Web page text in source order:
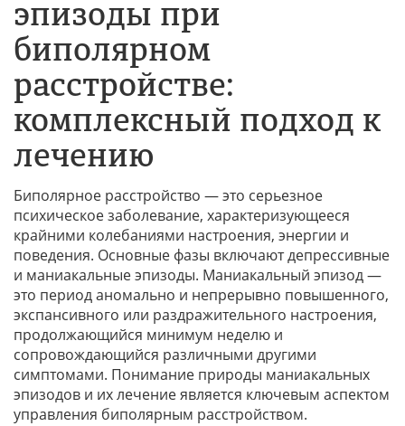
эпизоды при
биполярном
расстройстве:
комплексный подход к
лечению
Биполярное расстройство — это серьезное
психическое заболевание, характеризующееся
крайними колебаниями настроения, энергии и
поведения. Основные фазы включают депрессивные
и маниакальные эпизоды. Маниакальный эпизод —
это период аномально и непрерывно повышенного,
экспансивного или раздражительного настроения,
продолжающийся минимум неделю и
сопровождающийся различными другими
симптомами. Понимание природы маниакальных
эпизодов и их лечение является ключевым аспектом
управления биполярным расстройством.